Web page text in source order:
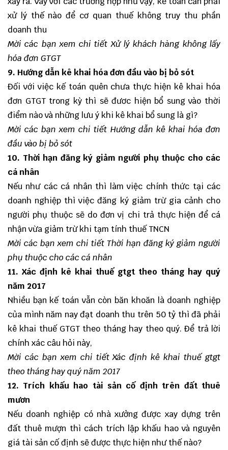
xử lý thế nào để cơ quan thuế không truy thu phần
doanh thu
Mời các bạn xem chi tiếtXử lý khách hàng không lấy
hóa đơn GTGT
9. Hướng dẫn kê khai hóa đơn đầu vào bị bỏ sót
Đối với việc kế toán quên chưa thực hiện kê khai hóa
đơn GTGT trong kỳ thì sẽ đươc hiện bổ sung vào thời
điểm nào và những lưu ý khi kê khai bổ sung là gì?
Mời các bạn xem chi tiết Hướng dẫn kê khai hóa đơn
đầu vào bị bỏ sót
10. Thời hạn đăng ký giảm người phụ thuộc cho các
cá nhân
Nếu như các cá nhân thì làm việc chính thức tại các
doanh nghiệp thì việc đăng ký giảm trừ gia cảnh cho
người phụ thuộc sẽ do đơn vị chi trả thực hiện để cá
nhận vừa giảm trừ khi tạm tính thuế TNCN
Mời các bạn xem chi tiết Thời hạn đăng ký giảm người
phụ thuộc cho các cá nhân
11. Xác định kê khai thuế gtgt theo tháng hay quý
năm 2017
Nhiều bạn kế toán vẫn còn băn khoăn là doanh nghiệp
của mình năm nay đạt doanh thu trên 50 tỷ thì đã phải
kê khai thuế GTGT theo tháng hay theo quý. Để trả lời
chính xác câu hỏi này,
Mời các bạn xem chi tiếtXác định kê khai thuế gtgt
theo tháng hay quý năm 2017
12. Trích khấu hao tài sản cố định trên đất thuê
mươn
Nếu doanh nghiệp có nhà xưởng được xay dựng trên
đất thuê mượn thì cách trích lập khấu hao và nguyên
giá tài sản cố định sẽ được thực hiện như thế nào?